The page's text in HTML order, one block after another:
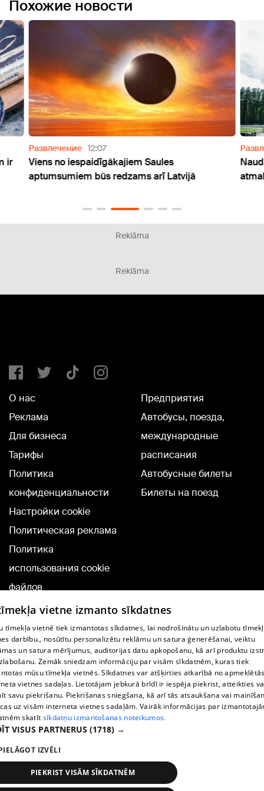
Похожие новости
ir
Развлечение 12:07
Viens no iespaidīgākajiem Saules
aptumsumiem būs redzams arī Latvijā
Reklāma
Reklāma
О нас
Реклама
Для бизнеса
Тарифы
Политика
конфиденциальности
Настройки cookie
Политическая реклама
Политика
использования cookie
файлов
Добавление
комментариев
Предприятия
Автобусы, поезда,
международные
расписания
Автобусные билеты
Билеты на поезд
TВ-программа
Условия договора
360 Ziņu kontakti
Helio Media
Служба помощи портала: э-почта -
All rights reserved.
vietne izmanto sīkdatnes
tīmekļa vietnē tiek izmantotas sīkdatnes, lai nodrošinātu un uzlabotu
darbību., nosūtītu personalizētu reklāmu un satura ģenerēšanai, veiktu
un satura mērījumus, auditorijas datu apkopošanu, kā arī produktu
Zemāk sniedzam informāciju par visām sīkdatnēm, kuras tiek
mūsu tīmekļa vietnēs. Sīkdatnes var atšķirties atkarībā no
vietnes sadaļas. Lietotājam jebkurā brīdī ir iespēja piekrist, atteikties
savu piekrišanu. Piekrišanas sniegšana, kā arī tās atsaukšana vai
uz visām interneta vietnes sadaļām. Vairāk informācijas par
skatīt sīkdatņu izmantošanas noteikumos.
VISUS PARTNERUS (1718) →
IZVĒLI
PIEKRIST VISĀM SĪKDATNĒM